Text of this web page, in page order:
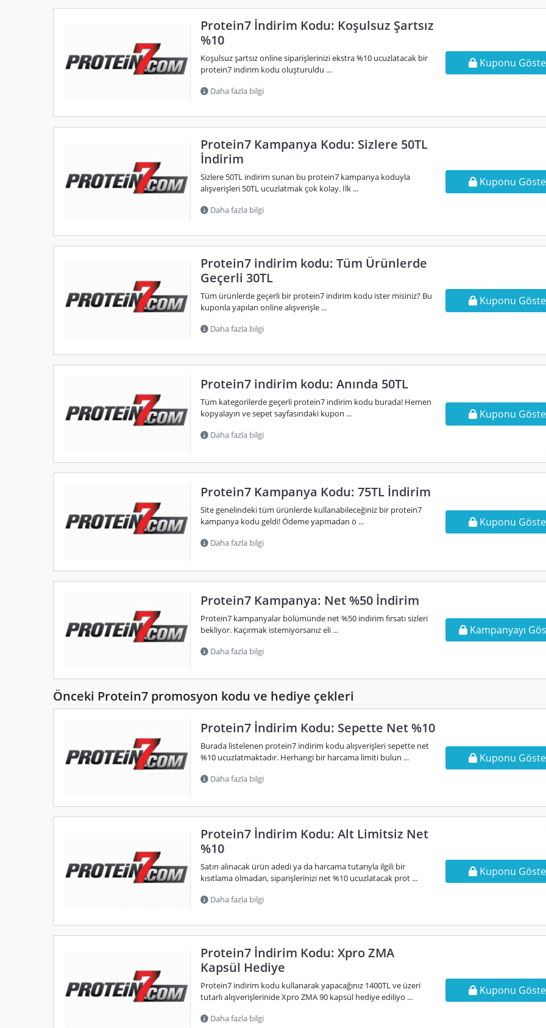
Protein7 İndirim Kodu: Koşulsuz Şartsız
%10
Koşulsuz şartsız online siparişlerinizi ekstra %10 ucuzlatacak bir
protein7 indirim kodu oluşturuldu ...
Daha fazla bilgi
Kuponu
Protein7 Kampanya Kodu: Sizlere 50TL
İndirim
Sizlere 50TL indirim sunan bu protein7 kampanya koduyla
alışverişleri 50TL ucuzlatmak çok kolay. İlk ...
Daha fazla bilgi
Kuponu
Protein7 indirim kodu: Tüm Ürünlerde
Geçerli 30TL
Tüm ürünlerde geçerli bir protein7 indirim kodu ister misiniz? Bu
kuponla yapılan online alışverişle ...
Daha fazla bilgi
Kuponu
Protein7 indirim kodu: Anında 50TL
Tüm kategorilerde geçerli protein7 indirim kodu burada! Hemen
kopyalayın ve sepet sayfasındaki kupon ...
Daha fazla bilgi
Kuponu
Protein7 Kampanya Kodu: 75TL İndirim
Site genelindeki tüm ürünlerde kullanabileceğiniz bir protein7
kampanya kodu geldi! Ödeme yapmadan ö ...
Daha fazla bilgi
Kuponu
Protein7 Kampanya: Net %50 İndirim
Protein7 kampanyalar bölümünde net %50 indirim fırsatı sizleri
bekliyor. Kaçırmak istemiyorsanız eli ...
Daha fazla bilgi
Kampanyayı
Önceki Protein7 promosyon kodu ve hediye çekleri
Protein7 İndirim Kodu: Sepette Net %10
Burada listelenen protein7 indirim kodu alışverişleri sepette net
%10 ucuzlatmaktadır. Herhangi bir harcama limiti bulun ...
Daha fazla bilgi
Kuponu
Protein7 İndirim Kodu: Alt Limitsiz Net
%10
Satın alınacak ürün adedi ya da harcama tutarıyla ilgili bir
kısıtlama olmadan, siparişlerinizi net %10 ucuzlatacak prot ...
Daha fazla bilgi
Kuponu
Protein7 İndirim Kodu: Xpro ZMA
Kapsül Hediye
Protein7 indirim kodu kullanarak yapacağınız 1400TL ve üzeri
tutarlı alışverişlerinide Xpro ZMA 90 kapsül hediye ediliyo ...
Daha fazla bilgi
Kuponu